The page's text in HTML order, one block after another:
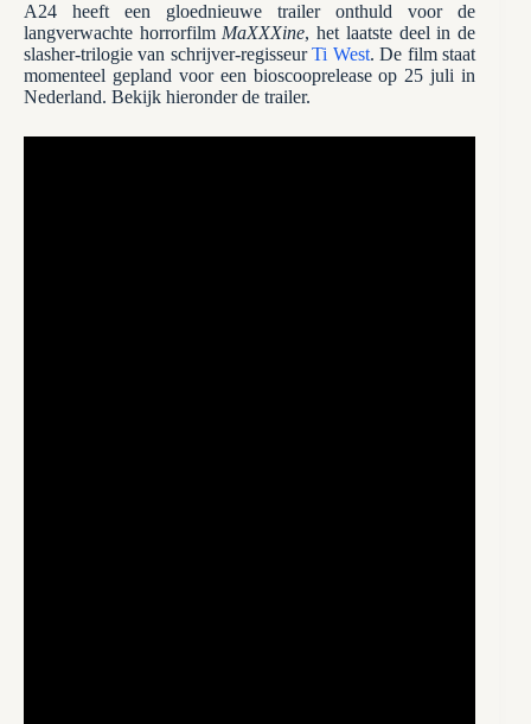
A24 heeft een gloednieuwe trailer onthuld voor de
langverwachte horrorfilm MaXXXine, het laatste deel in de
slasher-trilogie van schrijver-regisseurTi West. De film staat
momenteel gepland voor een bioscooprelease op 25 juli in
Nederland. Bekijk hieronder de trailer.